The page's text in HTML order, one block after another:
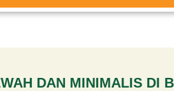
DAN MINIMALIS DI